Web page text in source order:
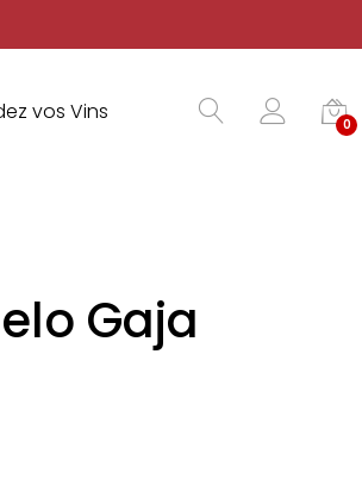
vos Vins 0
Gaja